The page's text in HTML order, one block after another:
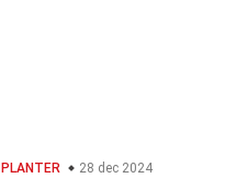
PLANTER 28 dec 2024